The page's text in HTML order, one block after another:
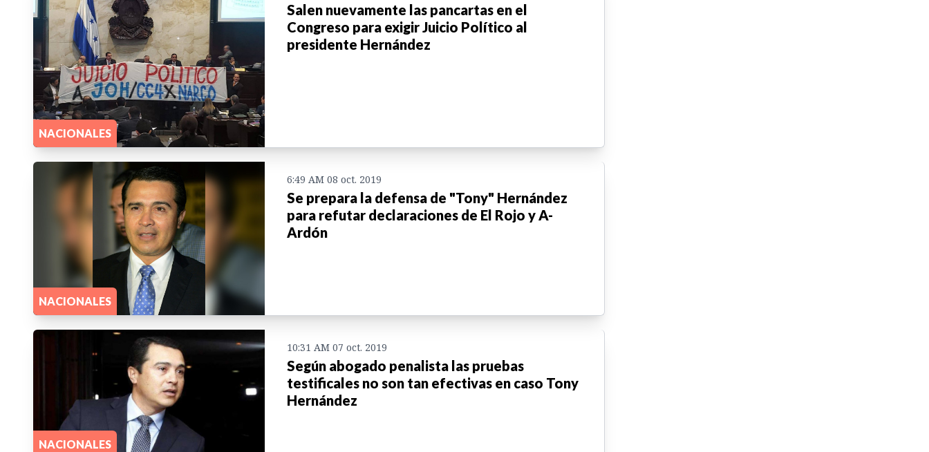
NACIONALES
Salen nuevamente las pancartas en el
Congreso para exigir Juicio Político al
presidente Hernández
NACIONALES
6:49 AM 08 oct. 2019
Se prepara la defensa de "Tony" Hernández
para refutar declaraciones de El Rojo y A-
Ardón
NACIONALES
10:31 AM 07 oct. 2019
Según abogado penalista las pruebas
testificales no son tan efectivas en caso Tony
Hernández